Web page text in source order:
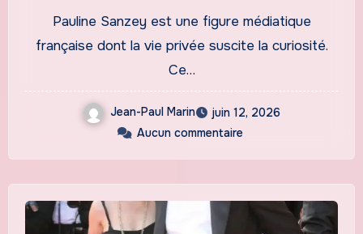
Pauline Sanzey est une figure médiatique
française dont la vie privée suscite la curiosité.
Ce…
Jean-Paul Marin
juin 12, 2026
Aucun commentaire